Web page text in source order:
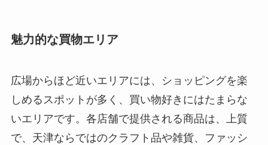
魅力的な買物エリア
広場からほど近いエリアには、ショッピングを楽
しめるスポットが多く、買い物好きにはたまらな
いエリアです。各店舗で提供される商品は、上質
で、天津ならではのクラフト品や雑貨、ファッシ